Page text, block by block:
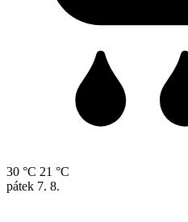
30 °C 21 °C
pátek 7. 8.